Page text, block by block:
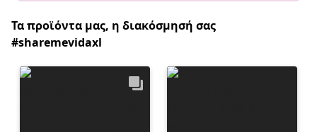
Τα προϊόντα μας, η διακόσμησή σας
#sharemevidaxl